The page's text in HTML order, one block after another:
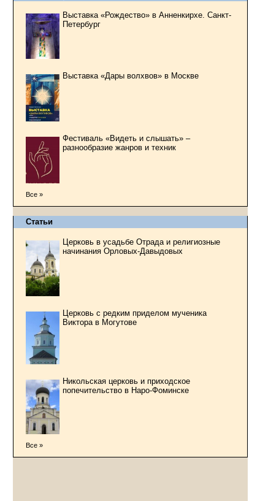
Выставка «Рождество» в Анненкирхе. Санкт-
Петербург
Выставка «Дары волхвов» в Москве
Фестиваль «Видеть и слышать» –
разнообразие жанров и техник
Все »
Статьи
Церковь в усадьбе Отрада и религиозные
начинания Орловых-Давыдовых
Церковь с редким приделом мученика
Виктора в Могутове
Никольская церковь и приходское
попечительство в Наро-Фоминске
Все »